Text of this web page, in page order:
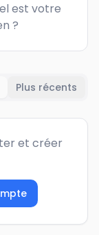
est votre
?
Plus récents
et créer